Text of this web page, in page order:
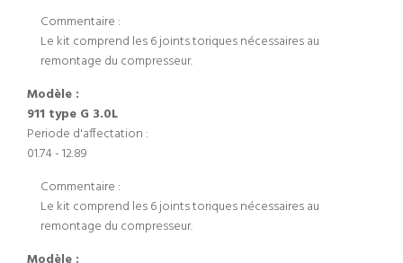
Commentaire :
Le kit comprend les 6 joints toriques nécessaires au
remontage du compresseur.
Modèle :
911 type G 3.0L
Periode d'affectation :
01.74 - 12.89
Commentaire :
Le kit comprend les 6 joints toriques nécessaires au
remontage du compresseur.